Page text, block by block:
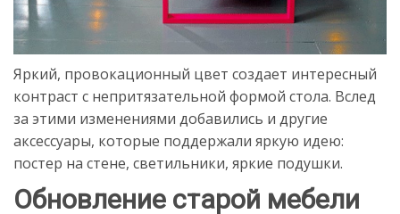
Яркий, провокационный цвет создает интересный
контраст с непритязательной формой стола. Вслед
за этими изменениями добавились и другие
аксессуары, которые поддержали яркую идею:
постер на стене, светильники, яркие подушки.
Обновление старой мебели